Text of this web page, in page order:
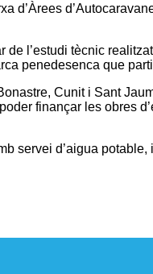
l’estudi tècnic
penedesenca que
Cunit i Sant
finançar les obres
servei d’aigua